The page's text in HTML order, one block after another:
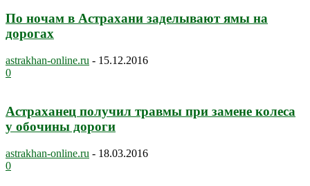
По ночам в Астрахани заделывают ямы на
дорогах
astrakhan-online.ru - 15.12.2016
0
Астраханец получил травмы при замене колеса
у обочины дороги
astrakhan-online.ru - 18.03.2016
0